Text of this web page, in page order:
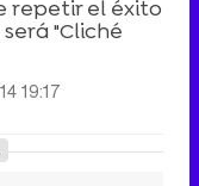
repetir el éxito
"Cliché
19:17